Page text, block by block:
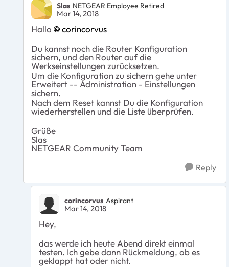
Slas NETGEAR Employee Retired
Mar 14, 2018
Hallo
corincorvus
Du kannst noch die Router Konfiguration
sichern, und den Router auf die
Werkseinstellungen zurücksetzen.
Um die Konfiguration zu sichern gehe unter
Erweitert -- Administration - Einstellungen
sichern.
Nach dem Reset kannst Du die Konfiguration
wiederherstellen und die Liste überprüfen.
Grüße
Slas
NETGEAR Community Team
Reply
corincorvus Aspirant
Mar 14, 2018
Hey,
das werde ich heute Abend direkt einmal
testen. Ich gebe dann Rückmeldung, ob es
geklappt hat oder nicht.